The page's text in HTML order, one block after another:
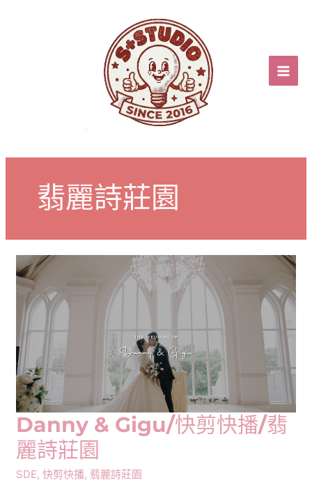
翡麗詩莊園
Danny & Gigu/快剪快播/翡
麗詩莊園
SDE,快剪快播, 翡麗詩莊園